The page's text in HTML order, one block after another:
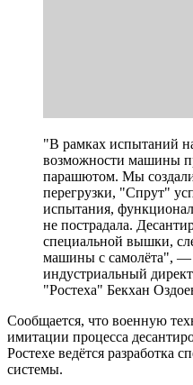
"В рамках испытаний
возможности машины
парашютом. Мы
перегрузки, "Спрут"
испытания,
не пострадала.
специальной вышки,
машины с самолёта", —
индустриальный
"Ростеха" Бекхан
Сообщается, что военную
имитации процесса
Ростехе ведётся разработка
системы.